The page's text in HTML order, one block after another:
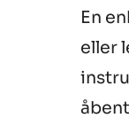
En
eller